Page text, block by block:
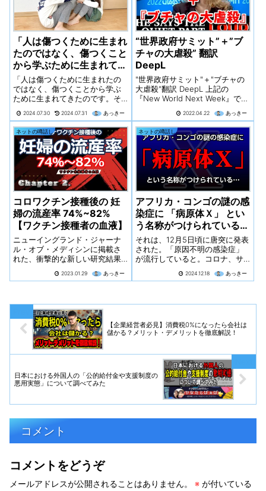
「人は傷つくために生まれ
たのではなく、傷つくこと
から学ぶために生まれてき
たのです。」
「人は傷つくために生まれたの
ではなく、傷つくことから学ぶ
ために生まれてきたのです。そ
優しさを身につけ、自分自身を
受け入れることができるように
なるのです。人間不信を治すた
めには、傷つくことを恐れず
に、自分自身と向き...
2024.07.30 2024.07.31 あっきー
“世界政府サミット”＋”ブ
チャの大虐殺” 翻訳
DeepL
"世界政府サミット"＋"ブチャの
大虐殺"翻訳 DeepL 上記の
『New World Next Week』で
Evan Pilatoが、「世界政府サミ
ット」での「静かな部分を大き
な声で言う」興味深い...
2022.04.22 あっきー
ネットの噂話し
コロワクチン接種後の 妊
婦の流産率 74%~82%
【ワクチン接種者の血液】
ニューイングランド・ジャーナ
ル・オブ・メディシンに掲載さ
れた、衝撃的な新しい研究結果
または第2期に、covidワクチン
が死亡することが明らかに。
2023.01.29 あっきー
ネットの噂話し
アフリカ・コンゴの謎の感
染症に 「病原体Ｘ」 とい
う名称がつけられている…
それは、12月5日頃に唐突に発表
された。「原因不明の感染症」
が流行していると。コロナ、サ
を引き起こす可能性のある、謎
2024.12.18 あっきー
【企業経営者必見】消費税0%になったら会社は
儲かる？メリット・デメリットを徹底解説！
日本における外国人の「公的給付金や支援制度の
悪用実態」について調べてみた
コメント
コメントをどうぞ
メールアドレスが公開されることはありません。 ※ が付いている